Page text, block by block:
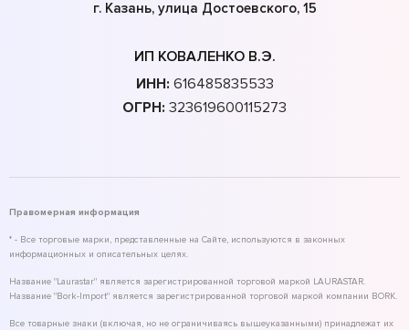
г. Казань, улица Достоевского, 15
ИП КОВАЛЕНКО В.Э.
ИНН: 616485835533
ОГРН: 323619600115273
Правомерная информация
* - Все торговые марки, представленные на Сайте, используются в законных
информационных и описательных целях.
Название "Laurastar" является зарегистрированной торговой маркой LAURASTAR.
Название "Bork-Import" является зарегистрированной торговой маркой компании BORK.
Все товарные знаки (включая, но не ограничиваясь вышеуказанными) принадлежат их